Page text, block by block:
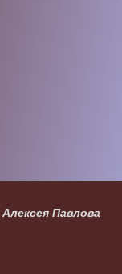
Алексея Павлова